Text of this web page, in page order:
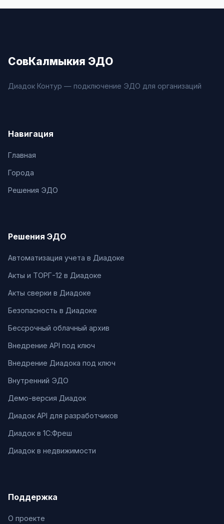
СовКалмыкия ЭДО
Диадок Контур — подключение ЭДО для организаций
Навигация
Главная
Города
Решения ЭДО
Решения ЭДО
Автоматизация учета в Диадоке
Акты и ТОРГ-12 в Диадоке
Акты сверки в Диадоке
Безопасность в Диадоке
Бессрочный облачный архив
Внедрение API под ключ
Внедрение Диадока под ключ
Внутренний ЭДО
Демо-версия Диадок
Диадок API для разработчиков
Диадок в 1С:Фреш
Диадок в недвижимости
Поддержка
О проекте